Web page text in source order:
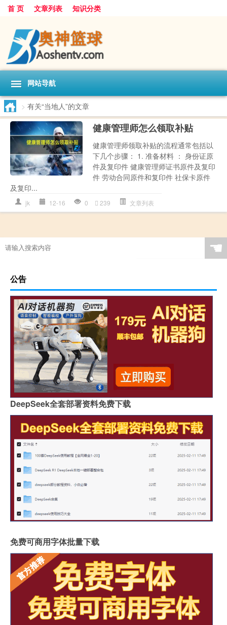
首 页 文章列表 知识分类
网站导航
> 有关“当地人”的文章
健康管理师怎么领取补贴
健康管理师领取补贴的流程通常包括以
下几个步骤： 1. 准备材料 ： 身份证原
件及复印件 健康管理师证书原件及复印
件 劳动合同原件和复印件 社保卡原件
及复印...
jk 12-16 0 239 文章列表
☚
公告
DeepSeek全套部署资料免费下载
免费可商用字体批量下载